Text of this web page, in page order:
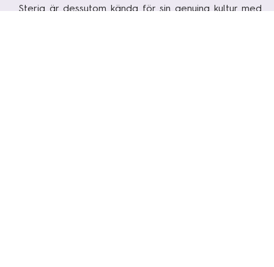
Steria är dessutom kända för sin genuina kultur med